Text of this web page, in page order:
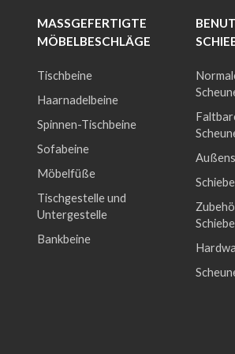
MASSGEFERTIGTE M
ÖBELBESCHLÄGE
Tischbeine
Haarnadelbeine
Spinnen-Tischbeine
Sofabeine
Möbelfüße
Tischgestelle und
Untergestelle
Bankbeine